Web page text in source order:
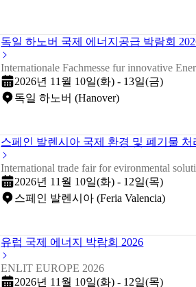
독일 하노버 국제 에너지공급 박람회
Internationale Fachmesse fur innovative
2026년 11월 10일(화) - 13일(금)
독일 하노버 (Hanover)
스페인 발렌시아 국제 환경 및 폐기물 처
International trade fair for evironmental
2026년 11월 10일(화) - 12일(목)
스페인 발렌시아 (Feria Valencia)
유럽 국제 에너지 박람회 2026
ENLIT EUROPE 2026
2026년 11월 10일(화) - 12일(목)